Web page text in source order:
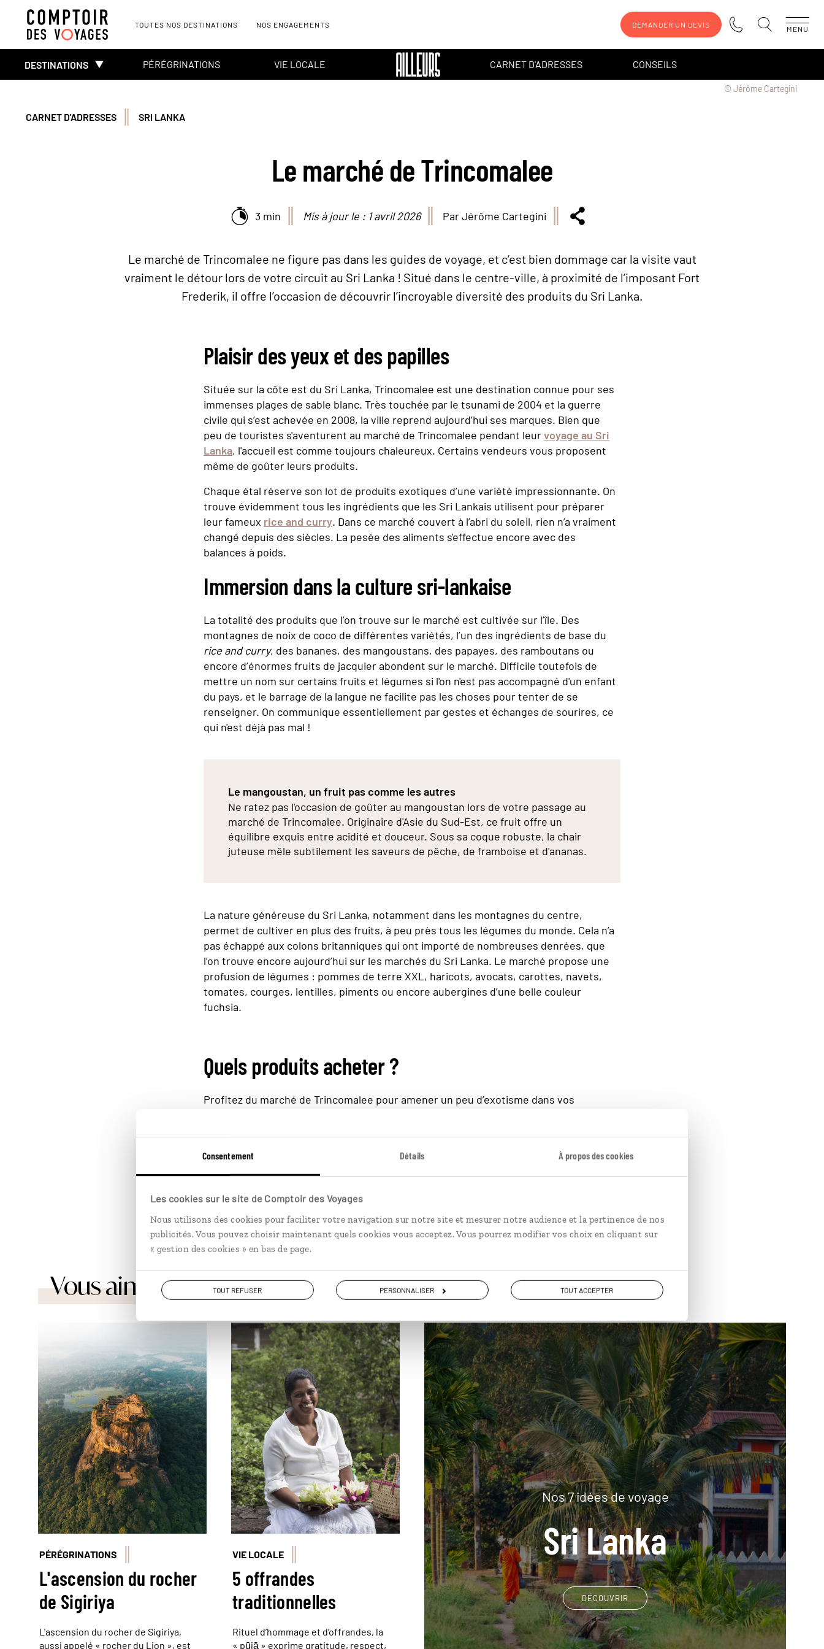
Consentement Détails À propos des cookies
Les cookies sur le site de Comptoir des Voyages
Nous utilisons des cookies pour faciliter votre navigation sur notre site et mesurer notre audience et la pertinence de nos
publicités. Vous pouvez choisir maintenant quels cookies vous acceptez. Vous pourrez modifier vos choix en cliquant sur
« gestion des cookies » en bas de page.
TOUT REFUSER PERSONNALISER TOUT ACCEPTER
TOUTES NOS DESTINATIONS NOS ENGAGEMENTS DEMANDER UN DEVIS MENU
DESTINATIONS PÉRÉGRINATIONS VIE LOCALE CARNET D'ADRESSES CONSEILS
© Jérôme Cartegini
CARNET D'ADRESSES SRI LANKA
Le marché de Trincomalee
3 min Mis à jour le : 1 avril 2026 Par Jérôme Cartegini
Le marché de Trincomalee ne figure pas dans les guides de voyage, et c’est bien dommage car la visite vaut
vraiment le détour lors de votre circuit au Sri Lanka ! Situé dans le centre-ville, à proximité de l’imposant Fort
Frederik, il offre l’occasion de découvrir l’incroyable diversité des produits du Sri Lanka.
Plaisir des yeux et des papilles
Située sur la côte est du Sri Lanka, Trincomalee est une destination connue pour ses
immenses plages de sable blanc. Très touchée par le tsunami de 2004 et la guerre
civile qui s’est achevée en 2008, la ville reprend aujourd’hui ses marques. Bien que
peu de touristes s'aventurent au marché de Trincomalee pendant leurvoyage au Sri
Lanka, l'accueil est comme toujours chaleureux. Certains vendeurs vous proposent
même de goûter leurs produits.
Chaque étal réserve son lot de produits exotiques d’une variété impressionnante. On
trouve évidemment tous les ingrédients que les Sri Lankais utilisent pour préparer
leur fameux rice and curry. Dans ce marché couvert à l’abri du soleil, rien n’a vraiment
changé depuis des siècles. La pesée des aliments s'effectue encore avec des
balances à poids.
Immersion dans la culture sri-lankaise
La totalité des produits que l’on trouve sur le marché est cultivée sur l’île. Des
montagnes de noix de coco de différentes variétés, l’un des ingrédients de base du
rice and curry, des bananes, des mangoustans, des papayes, des ramboutans ou
encore d’énormes fruits de jacquier abondent sur le marché. Difficile toutefois de
mettre un nom sur certains fruits et légumes si l'on n'est pas accompagné d'un enfant
du pays, et le barrage de la langue ne facilite pas les choses pour tenter de se
renseigner. On communique essentiellement par gestes et échanges de sourires, ce
qui n'est déjà pas mal !
Le mangoustan, un fruit pas comme les autres
Ne ratez pas l'occasion de goûter au mangoustan lors de votre passage au
marché de Trincomalee. Originaire d'Asie du Sud-Est, ce fruit offre un
équilibre exquis entre acidité et douceur. Sous sa coque robuste, la chair
juteuse mêle subtilement les saveurs de pêche, de framboise et d'ananas.
La nature généreuse du Sri Lanka, notamment dans les montagnes du centre,
permet de cultiver en plus des fruits, à peu près tous les légumes du monde. Cela n’a
pas échappé aux colons britanniques qui ont importé de nombreuses denrées, que
l’on trouve encore aujourd’hui sur les marchés du Sri Lanka. Le marché propose une
profusion de légumes : pommes de terre XXL, haricots, avocats, carottes, navets,
tomates, courges, lentilles, piments ou encore aubergines d’une belle couleur
fuchsia.
Quels produits acheter ?
Profitez du marché de Trincomalee pour amener un peu d’exotisme dans vos
la cannelle, le clou de girofle, la noix de muscade, le curcuma, la cardamome, les
feuilles de curry, la coriandre ou encore le poivre. Autant desouvenirs à rapporter du
sans problème pour mettre un peu de soleil dans vos assiettes une fois
rentré.
Vous aimerez aussi...
PÉRÉGRINATIONS
L'ascension du rocher
de Sigiriya
L'ascension du rocher de Sigiriya,
aussi appelé « rocher du Lion », est
© Marta Nascimento/Réa
VIE LOCALE
5 offrandes
traditionnelles
Rituel d’hommage et d’offrandes, la
« pūjā » exprime gratitude, respect,
Nos 7 idées de voyage
Sri Lanka
DÉCOUVRIR